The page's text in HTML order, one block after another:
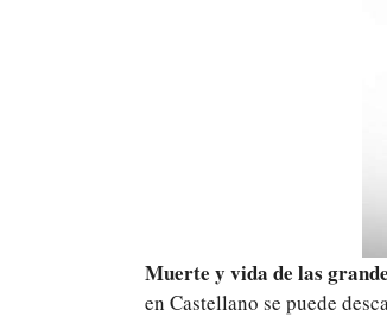
Muerte y vida de las
en Castellano se puede